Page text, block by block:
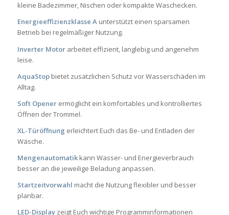
kleine Badezimmer, Nischen oder kompakte Waschecken.
Energieeffizienzklasse Aunterstützt einen sparsamen
Betrieb bei regelmäßiger Nutzung.
Inverter Motorarbeitet effizient, langlebig und angenehm
leise.
AquaStopbietet zusätzlichen Schutz vor Wasserschäden im
Alltag.
Soft Openerermöglicht ein komfortables und kontrolliertes
Öffnen der Trommel.
XL-Türöffnung erleichtert Euch das Be- und Entladen der
Wäsche.
Mengenautomatikkann Wasser- und Energieverbrauch
besser an die jeweilige Beladung anpassen.
Startzeitvorwahl macht die Nutzung flexibler und besser
planbar.
LED-Displayzeigt Euch wichtige Programminformationen